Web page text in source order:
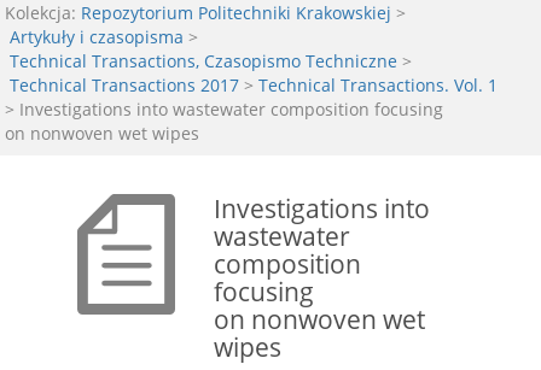
Kolekcja: Repozytorium Politechniki Krakowskiej >
Artykuły i czasopisma >
Technical Transactions, Czasopismo Techniczne >
Technical Transactions 2017 > Technical Transactions. Vol. 1
> Investigations into wastewater composition focusing
on nonwoven wet wipes
Investigations into
wastewater
composition
focusing
on nonwoven wet
wipes